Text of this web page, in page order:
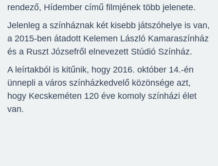
rendező, Hídember című filmjének több jelenete.
Jelenleg a színháznak két kisebb játszóhelye is van,
a 2015-ben átadott Kelemen László Kamaraszínház
és a Ruszt Józsefről elnevezett Stúdió Színház.
A leírtakból is kitűnik, hogy 2016. október 14.-én
ünnepli a város színházkedvelő közönsége azt,
hogy Kecskeméten 120 éve komoly színházi élet
van.